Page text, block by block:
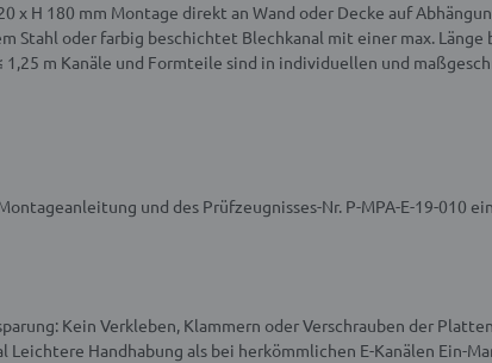
x H 180 mm Montage direkt an Wand oder Decke auf
Stahl oder farbig beschichtet Blechkanal mit einer max.
1,25 m Kanäle und Formteile sind in individuellen und
und des Prüfzeugnisses-Nr. P-MPA-E-19-010
Kein Verkleben, Klammern oder Verschrauben der
Leichtere Handhabung als bei herkömmlichen E-Kanälen Ein-